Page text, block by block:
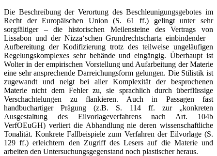
Die Beschreibung der Verortung des Beschleunigungsgebotes im
Recht der Europäischen Union (S. 61 ff.) gelingt unter sehr
sorgfältiger – die historischen Meilensteine des Vertrags von
Lissabon und der Nizza‘schen Grundrechtscharta einbindender –
Aufbereitung der Kodifizierung trotz des teilweise ungeläufigen
Regelungskomplexes sehr behände und eingängig. Überhaupt ist
Wolter in der empirischen Vorstellung und Aufarbeitung der Materie
eine sehr ansprechende Darreichungsform gelungen. Die Stilistik ist
zugewandt und neigt bei aller Komplexität der besprochenen
Materie nicht dem Fehler zu, sie sprachlich durch überflüssige
Verschachtelungen zu flankieren. Auch in Passagen fast
handbuchartiger Prägung (z.B. S. 114 ff. zur „konkreten
Ausgestaltung des Eilvorlageverfahrens nach Art. 104b
VerfOEuGH) verliert die Abhandlung nie deren wissenschaftliche
Tonalität. Konkrete Fallbeispiele zum Verfahren der Eilvorlage (S.
129 ff.) erleichtern den Zugriff des Lesers auf die Materie und
arbeiten den Untersuchungsgegenstand noch plastischer heraus.